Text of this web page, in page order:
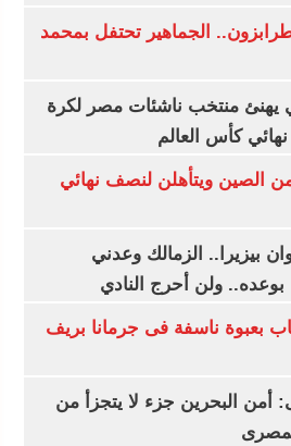
الجماهير تحتفل بمحمد
يهنئ منتخب ناشئات مصر لكرة
كأس العالم
الصين ويتأهلن لنصف نهائي
بيزيرا.. الزمالك وعدني
ولن أحرج النادي
بعبوة ناسفة فى جرمانا بريف
أمن البحرين جزء لا يتجزأ من